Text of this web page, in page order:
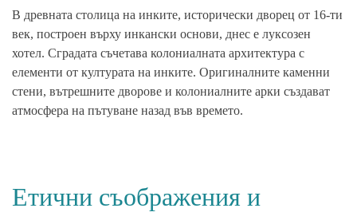
В древната столица на инките, исторически дворец от 16-ти
век, построен върху инкански основи, днес е луксозен
хотел. Сградата съчетава колониалната архитектура с
елементи от културата на инките. Оригиналните каменни
стени, вътрешните дворове и колониалните арки създават
атмосфера на пътуване назад във времето.
Етични съображения и